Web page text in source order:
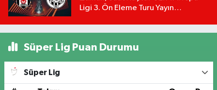
Ligi 3. Ön Eleme Turu Yayın
Süper Lig Puan Durumu
Süper Lig